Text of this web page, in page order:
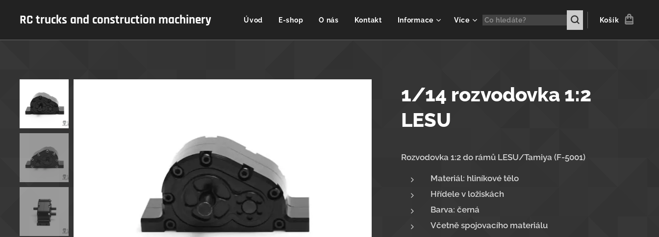
RC trucks and construction machinery Úvod E-shop O nás Kontakt Informace Více Košík
1/14 rozvodovka 1:2
LESU
Rozvodovka 1:2 do rámů LESU/Tamiya (F-5001)
Materiál: hliníkové tělo
Hřídele v ložiskách
Barva: černá
Včetně spojovacího materiálu